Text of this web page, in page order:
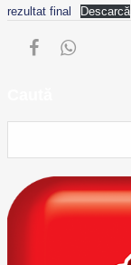
rezultat final Descarcă